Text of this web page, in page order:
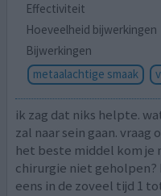
Effectiviteit
Hoeveelheid bijwerkingen
Bijwerkingen
metaalachtige smaak
ik zag dat niks helpte.
zal naar sein gaan.
het beste middel kom je
chirurgie niet
eens in de zoveel tijd 1